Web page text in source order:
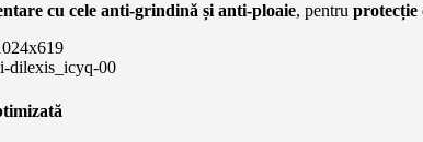
cu cele anti-grindină și anti-ploaie, pentru protecție